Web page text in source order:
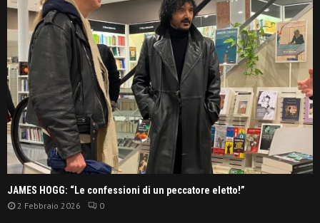
JAMES HOGG: “Le confessioni di un peccatore eletto!”
2 Febbraio 2026 0